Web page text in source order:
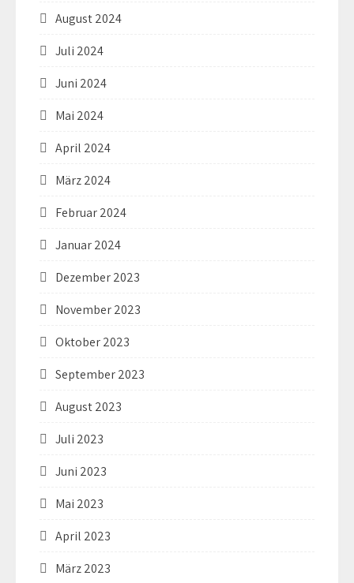
August 2024
Juli 2024
Juni 2024
Mai 2024
April 2024
März 2024
Februar 2024
Januar 2024
Dezember 2023
November 2023
Oktober 2023
September 2023
August 2023
Juli 2023
Juni 2023
Mai 2023
April 2023
März 2023